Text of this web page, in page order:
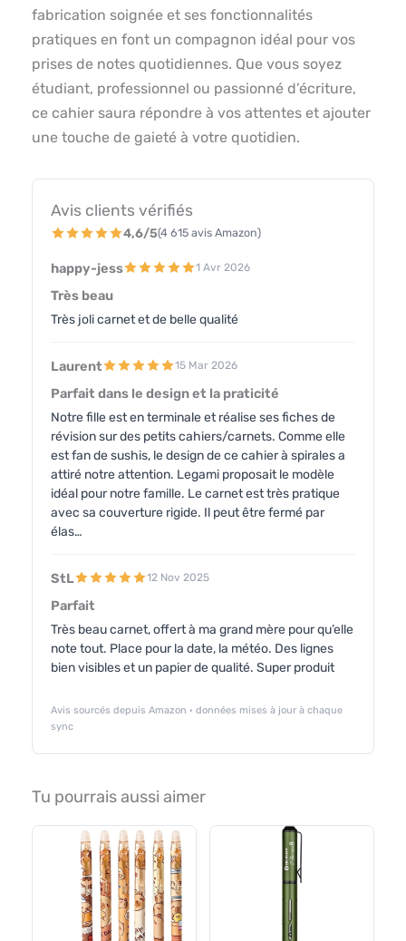
fabrication soignée et ses fonctionnalités
pratiques en font un compagnon idéal pour vos
prises de notes quotidiennes. Que vous soyez
étudiant, professionnel ou passionné d’écriture,
ce cahier saura répondre à vos attentes et ajouter
une touche de gaieté à votre quotidien.
Avis clients vérifiés
4,6/5(4 615 avis Amazon)
happy-jess 1 Avr 2026
Très beau
Très joli carnet et de belle qualité
Laurent 15 Mar 2026
Parfait dans le design et la praticité
Notre fille est en terminale et réalise ses fiches de
révision sur des petits cahiers/carnets. Comme elle
est fan de sushis, le design de ce cahier à spirales a
attiré notre attention. Legami proposait le modèle
idéal pour notre famille. Le carnet est très pratique
avec sa couverture rigide. Il peut être fermé par
élas…
StL 12 Nov 2025
Parfait
Très beau carnet, offert à ma grand mère pour qu’elle
note tout. Place pour la date, la météo. Des lignes
bien visibles et un papier de qualité. Super produit
Avis sourcés depuis Amazon · données mises à jour à chaque
sync
Tu pourrais aussi aimer